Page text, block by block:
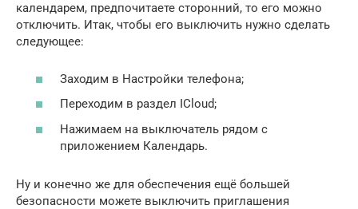
календарем, предпочитаете сторонний, то его можно
отключить. Итак, чтобы его выключить нужно сделать
следующее:
Заходим в Настройки телефона;
Переходим в раздел ICloud;
Нажимаем на выключатель рядом с
приложением Календарь.
Ну и конечно же для обеспечения ещё большей
безопасности можете выключить приглашения